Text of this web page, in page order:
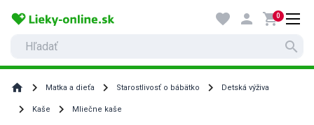
search
favorite person shopping_cart0
home Matka a dieťa Starostlivosť o bábätko Detská výživa
Kaše Mliečne kaše